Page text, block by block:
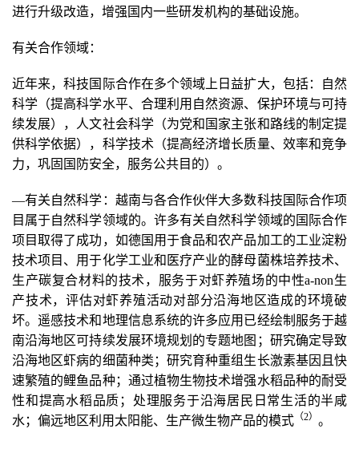
进行升级改造，增强国内一些研发机构的基础设施。
有关合作领域：
近年来，科技国际合作在多个领域上日益扩大，包括：自然
科学（提高科学水平、合理利用自然资源、保护环境与可持
续发展），人文社会科学（为党和国家主张和路线的制定提
供科学依据），科学技术（提高经济增长质量、效率和竞争
力，巩固国防安全，服务公共目的）。
—有关自然科学：越南与各合作伙伴大多数科技国际合作项
目属于自然科学领域的。许多有关自然科学领域的国际合作
项目取得了成功，如德国用于食品和农产品加工的工业淀粉
技术项目、用于化学工业和医疗产业的酵母菌株培养技术、
生产碳复合材料的技术，服务于对虾养殖场的中性a-non生
产技术，评估对虾养殖活动对部分沿海地区造成的环境破
坏。遥感技术和地理信息系统的许多应用已经绘制服务于越
南沿海地区可持续发展环境规划的专题地图；研究确定导致
沿海地区虾病的细菌种类；研究育种重组生长激素基因且快
速繁殖的鲤鱼品种；通过植物生物技术增强水稻品种的耐受
性和提高水稻品质；处理服务于沿海居民日常生活的半咸
水；偏远地区利用太阳能、生产微生物产品的模式 （2） 。